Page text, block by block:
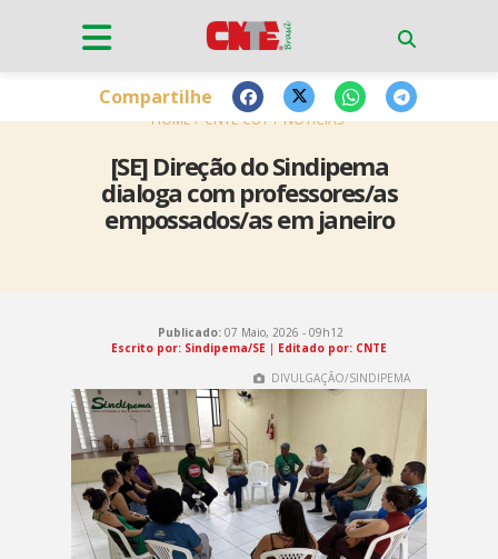
HOME CNTE-CUT NOTÍCIAS
[SE] Direção do Sindipema
dialoga com professores/as
empossados/as em janeiro
Compartilhe
Publicado: 07 Maio, 2026 - 09h12
Escrito por: Sindipema/SE | Editado por: CNTE
DIVULGAÇÃO/SINDIPEMA